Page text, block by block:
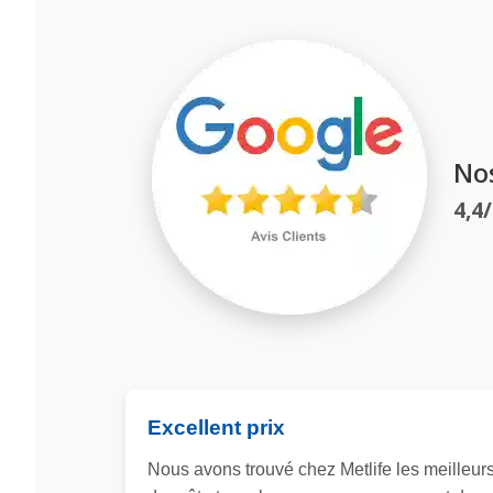
Excellent prix
Nous avons trouvé chez Metlife les